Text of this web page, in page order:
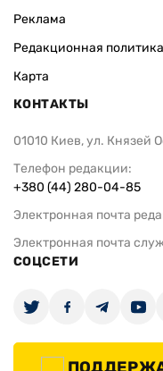
Реклама
Редакционная политика
Карта
КОНТАКТЫ
01010 Киев, ул. Князей
Телефон редакции:
+380 (44) 280-04-85
Электронная почта
Электронная почта
СОЦСЕТИ